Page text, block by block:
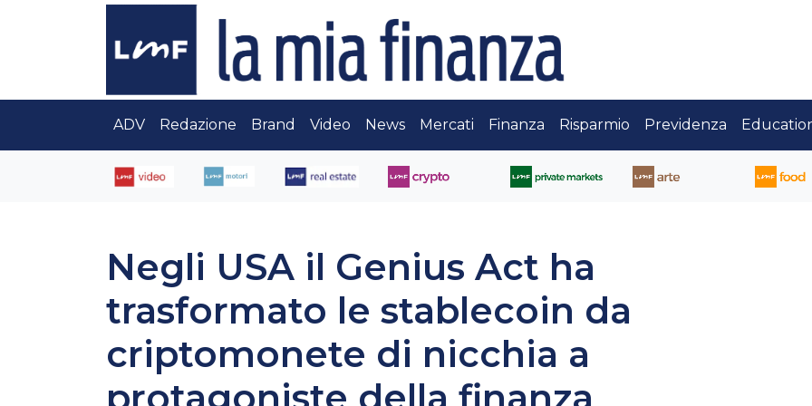
ADV Redazione Brand Video News Mercati Finanza Risparmio Previdenza
Negli USA il Genius Act ha
trasformato le stablecoin da
criptomonete di nicchia a